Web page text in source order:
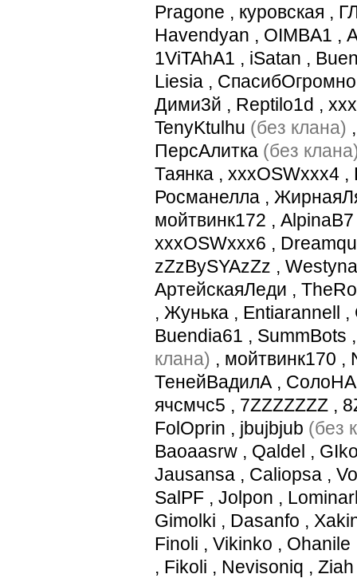
Pragone , куровская ,
Havendyan , OIMBA1 ,
1ViTAhA1 , iSatan ,
Liesia ,
Дими3й , Reptilo1d ,
TenyKtulhu (без клана)
ПерсАлитка (без
Таянка , xxxOSWxxx4 ,
Росманелла ,
мойтвинк172 , AlpinaB7
xxxOSWxxx6 ,
zZzBySYAzZz ,
АртейскаяЛеди ,
, Жунька , Entiarannell ,
Buendia61 , SummBots
клана) , мойтвинк170 ,
ТенейВадилА ,
ячсмчс5 , 7ZZZZZZZ ,
FolOprin , jbujbjub (без
Baoaasrw , Qaldel ,
Jausansa , Caliopsa ,
SalPF , Jolpon ,
Gimolki , Dasanfo ,
Finoli , Vikinko , Ohanile
, Fikoli , Nevisoniq , Ziah